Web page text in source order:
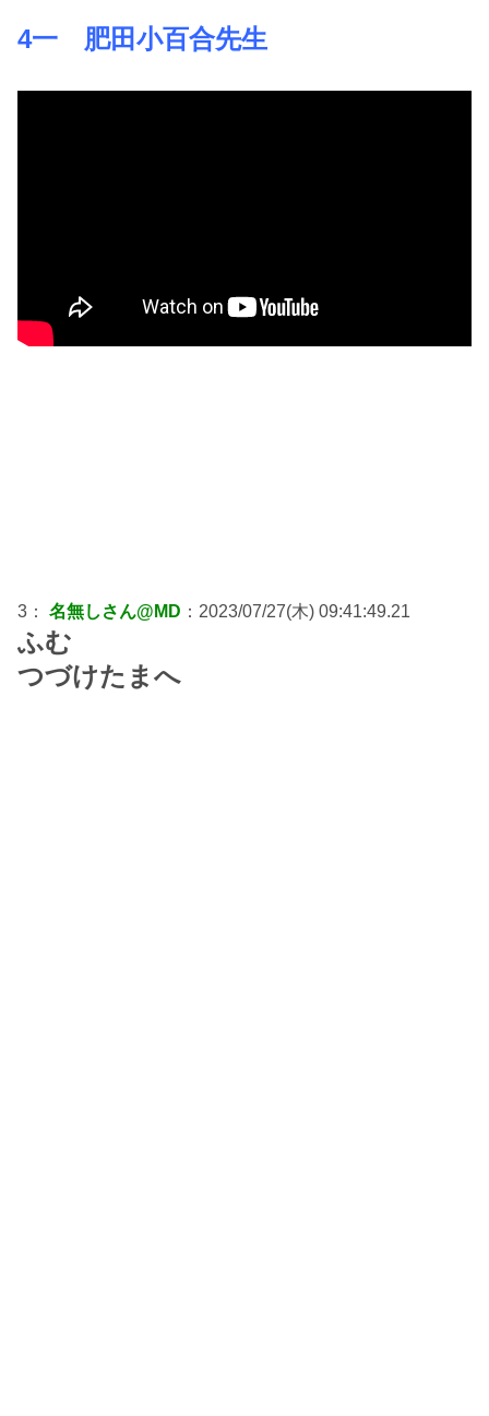
4一 肥田小百合先生
3： 名無しさん@MD ：2023/07/27(木) 09:41:49.21
ふむ
つづけたまへ